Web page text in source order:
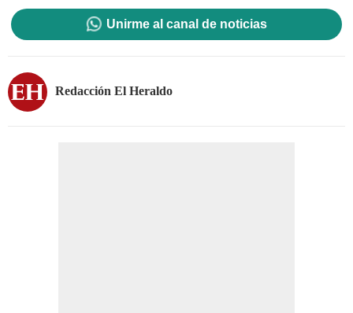
Unirme al canal de noticias
Redacción El Heraldo